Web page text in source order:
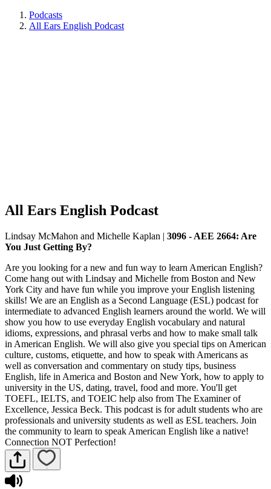
Podcasts
All Ears English Podcast
All Ears English Podcast
Lindsay McMahon and Michelle Kaplan | 3096 - AEE 2664: Are
You Just Getting By?
Are you looking for a new and fun way to learn American English?
Come hang out with Lindsay and Michelle from Boston and New
York City and have fun while you improve your English listening
skills! We are an English as a Second Language (ESL) podcast for
intermediate to advanced English learners around the world. We will
show you how to use everyday English vocabulary and natural
idioms, expressions, and phrasal verbs and how to make small talk
in American English. We will also give you special tips on American
culture, customs, etiquette, and how to speak with Americans as
well as conversation and commentary on study tips, business
English, life in America and Boston and New York, how to apply to
university in the US, dating, travel, food and more. You'll get
TOEFL, IELTS, and TOEIC help also from The Examiner of
Excellence, Jessica Beck. This podcast is for adult students who are
professionals and university students as well as ESL teachers. Join
the community to learn to speak American English like a native!
Connection NOT Perfection!